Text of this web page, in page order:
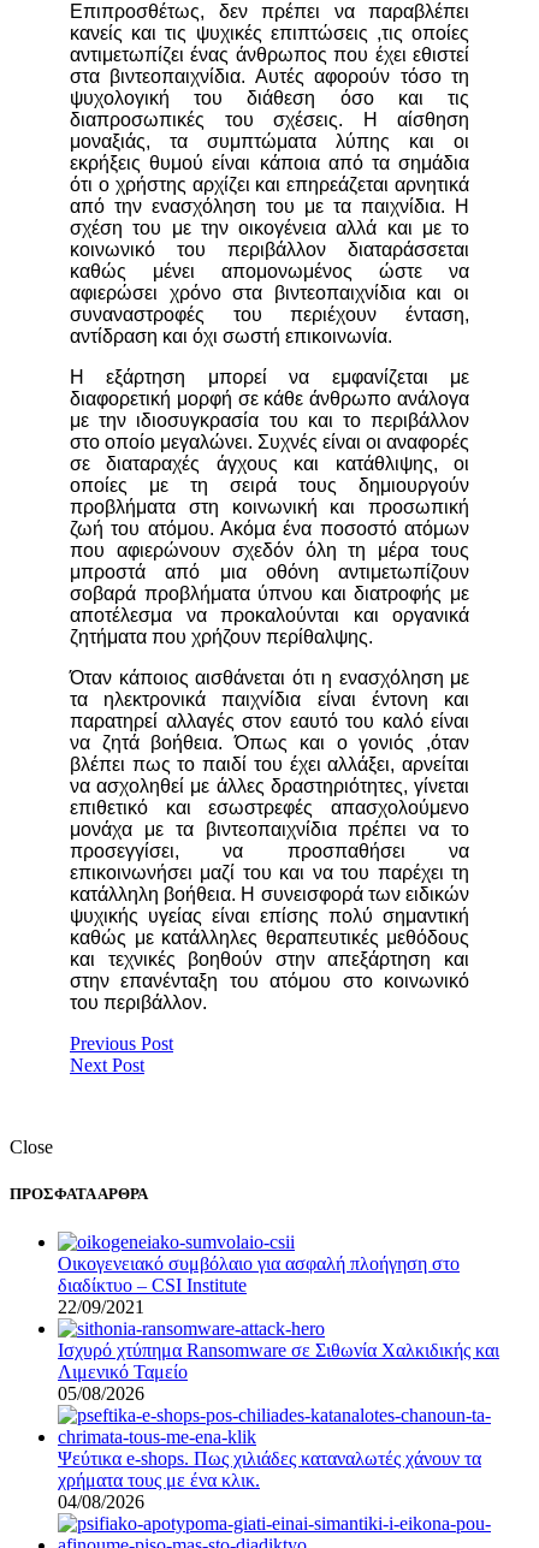
Επιπροσθέτως, δεν πρέπει να παραβλέπει
κανείς και τις ψυχικές επιπτώσεις ,τις οποίες
αντιμετωπίζει ένας άνθρωπος που έχει εθιστεί
στα βιντεοπαιχνίδια. Αυτές αφορούν τόσο τη
ψυχολογική του διάθεση όσο και τις
διαπροσωπικές του σχέσεις. Η αίσθηση
μοναξιάς, τα συμπτώματα λύπης και οι
εκρήξεις θυμού είναι κάποια από τα σημάδια
ότι ο χρήστης αρχίζει και επηρεάζεται αρνητικά
από την ενασχόληση του με τα παιχνίδια. Η
σχέση του με την οικογένεια αλλά και με το
κοινωνικό του περιβάλλον διαταράσσεται
καθώς μένει απομονωμένος ώστε να
αφιερώσει χρόνο στα βιντεοπαιχνίδια και οι
συναναστροφές του περιέχουν ένταση,
αντίδραση και όχι σωστή επικοινωνία.
Η εξάρτηση μπορεί να εμφανίζεται με
διαφορετική μορφή σε κάθε άνθρωπο ανάλογα
με την ιδιοσυγκρασία του και το περιβάλλον
στο οποίο μεγαλώνει. Συχνές είναι οι αναφορές
σε διαταραχές άγχους και κατάθλιψης, οι
οποίες με τη σειρά τους δημιουργούν
προβλήματα στη κοινωνική και προσωπική
ζωή του ατόμου. Ακόμα ένα ποσοστό ατόμων
που αφιερώνουν σχεδόν όλη τη μέρα τους
μπροστά από μια οθόνη αντιμετωπίζουν
σοβαρά προβλήματα ύπνου και διατροφής με
αποτέλεσμα να προκαλούνται και οργανικά
ζητήματα που χρήζουν περίθαλψης.
Όταν κάποιος αισθάνεται ότι η ενασχόληση με
τα ηλεκτρονικά παιχνίδια είναι έντονη και
παρατηρεί αλλαγές στον εαυτό του καλό είναι
να ζητά βοήθεια. Όπως και ο γονιός ,όταν
βλέπει πως το παιδί του έχει αλλάξει, αρνείται
να ασχοληθεί με άλλες δραστηριότητες, γίνεται
επιθετικό και εσωστρεφές απασχολούμενο
μονάχα με τα βιντεοπαιχνίδια πρέπει να το
προσεγγίσει, να προσπαθήσει να
επικοινωνήσει μαζί του και να του παρέχει τη
κατάλληλη βοήθεια. Η συνεισφορά των ειδικών
ψυχικής υγείας είναι επίσης πολύ σημαντική
καθώς με κατάλληλες θεραπευτικές μεθόδους
και τεχνικές βοηθούν στην απεξάρτηση και
στην επανένταξη του ατόμου στο κοινωνικό
του περιβάλλον.
Previous Post
Next Post
Close
ΠΡΟΣΦΑΤΑ ΑΡΘΡΑ
Οικογενειακό συμβόλαιο για ασφαλή πλοήγηση στο
διαδίκτυο – CSI Institute
22/09/2021
Ισχυρό χτύπημα Ransomware σε Σιθωνία Χαλκιδικής και
Λιμενικό Ταμείο
05/08/2026
Ψεύτικα e-shops. Πως χιλιάδες καταναλωτές χάνουν τα
χρήματα τους με ένα κλικ.
04/08/2026